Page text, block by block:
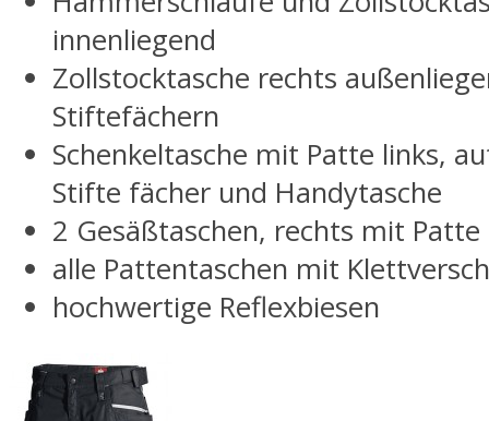
innenliegend
Zollstocktasche rechts
Stiftefächern
Schenkeltasche mit Patte links,
Stifte fächer und Handytasche
2 Gesäßtaschen, rechts mit Patte
alle Pattentaschen mit
hochwertige Reflexbiesen